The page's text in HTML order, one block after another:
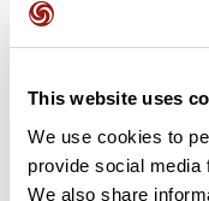
This website uses
We use cookies to
provide social media
We also share
Avis des utilisateurs
Soyez le